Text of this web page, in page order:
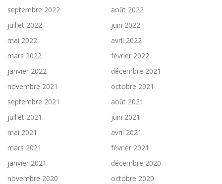
septembre 2022
août 2022
juillet 2022
juin 2022
mai 2022
avril 2022
mars 2022
février 2022
janvier 2022
décembre 2021
novembre 2021
octobre 2021
septembre 2021
août 2021
juillet 2021
juin 2021
mai 2021
avril 2021
mars 2021
février 2021
janvier 2021
décembre 2020
novembre 2020
octobre 2020